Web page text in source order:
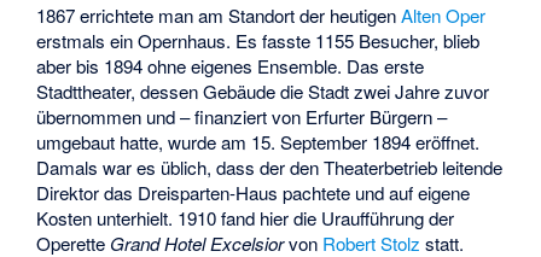
1867 errichtete man am Standort der heutigenAlten Oper
erstmals ein Opernhaus. Es fasste 1155 Besucher, blieb
aber bis 1894 ohne eigenes Ensemble. Das erste
Stadttheater, dessen Gebäude die Stadt zwei Jahre zuvor
übernommen und – finanziert von Erfurter Bürgern –
umgebaut hatte, wurde am 15. September 1894 eröffnet.
Damals war es üblich, dass der den Theaterbetrieb leitende
Direktor das Dreisparten-Haus pachtete und auf eigene
Kosten unterhielt. 1910 fand hier die Uraufführung der
Operette Grand Hotel Excelsiorvon Robert Stolz statt.